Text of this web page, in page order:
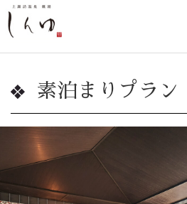
素泊まりプラン